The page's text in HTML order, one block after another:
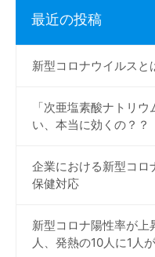
最近の投稿
新型コロナウイルスと
「次亜塩素酸ナトリ
い、本当に効くの？？
企業における新型コロ
保健対応
新型コロナ陽性率が上
人、発熱の10人に1人